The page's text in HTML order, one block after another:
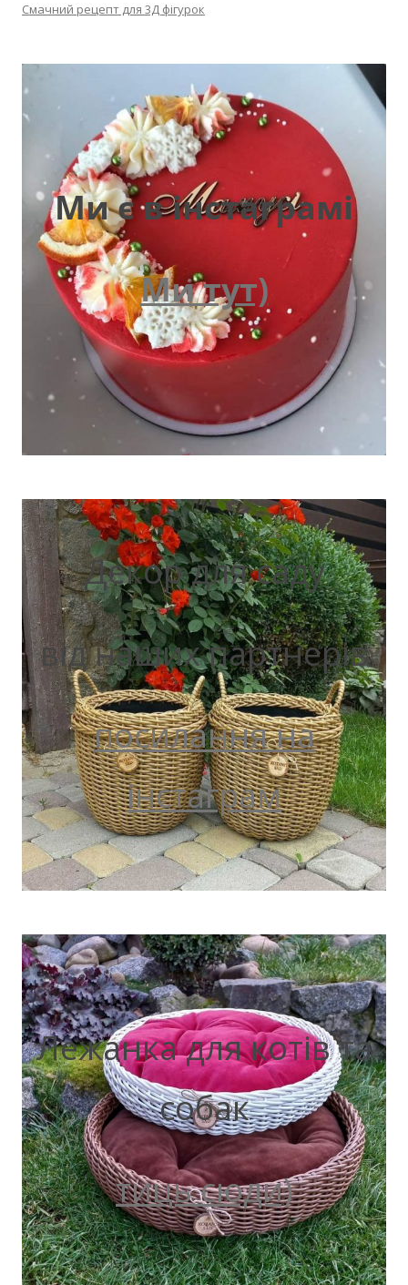
Смачний рецепт для 3Д фігурок
Ми є в інстаграмі
Ми тут)
Декор для саду
від наших партнерів
посилання на
інстаграм
Лежанка для котів та
собак
тиць сюди)